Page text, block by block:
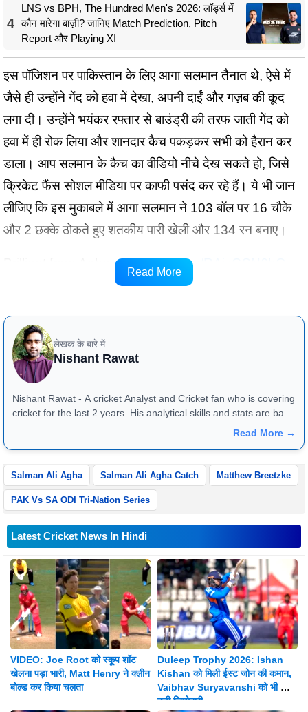
4
LNS vs BPH, The Hundred Men's 2026: लॉर्ड्स में
कौन मारेगा बाज़ी? जानिए Match Prediction, Pitch
Report और Playing XI
इस पॉजिशन पर पाकिस्तान के लिए आगा सलमान तैनात थे, ऐसे में
जैसे ही उन्होंने गेंद को हवा में देखा, अपनी दाईं और गज़ब की कूद
लगा दी। उन्होंने भयंकर रफ्तार से बाउंड्री की तरफ जाती गेंद को
हवा में ही रोक लिया और शानदार कैच पकड़कर सभी को हैरान कर
डाला। आप सलमान के कैच का वीडियो नीचे देख सकते हो, जिसे
क्रिकेट फैंस सोशल मीडिया पर काफी पसंद कर रहे हैं। ये भी जान
लीजिए कि इस मुकाबले में आगा सलमान ने 103 बॉल पर 16 चौके
और 2 छक्के ठोकते हुए शतकीय पारी खेली और 134 रन बनाए।
Brilliant from Agha.pic.twitter.com/RAizGSN6hO
Read More
लेखक के बारे में
Nishant Rawat
Nishant Rawat - A cricket Analyst and Cricket fan who is covering
cricket for the last 2 years. His analytical skills and stats are bang
on and they reflect very well in match previews and articleRead More →
Salman Ali Agha Salman Ali Agha Catch Matthew Breetzke
PAK Vs SA ODI Tri-Nation Series
Latest Cricket News In Hindi
VIDEO: Joe Root को स्कूप शॉट
खेलना पड़ा भारी, Matt Henry ने क्लीन
बोल्ड कर किया चलता
Duleep Trophy 2026: Ishan
Kishan को मिली ईस्ट जोन की कमान,
Vaibhav Suryavanshi को भी मिली
बड़ी जिम्मेदारी